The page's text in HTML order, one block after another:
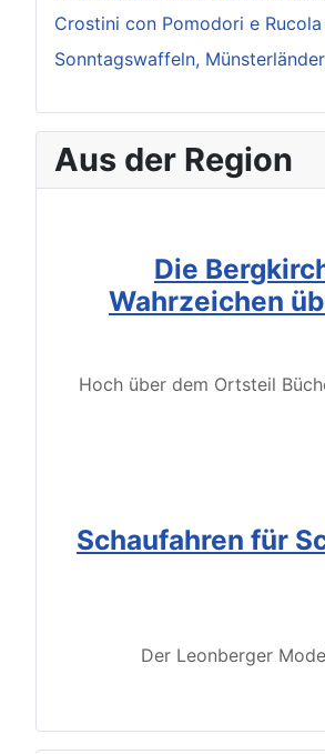
Crostini con Pomodori e
Sonntagswaffeln,
Aus der Region
Die
Wahrzeichen
Hoch über dem Ortsteil
Schaufahren für
Der Leonberger